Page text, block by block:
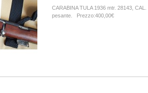
CARABINA TULA 1936 mtr. 28143,
pesante. Prezzo:400,00€